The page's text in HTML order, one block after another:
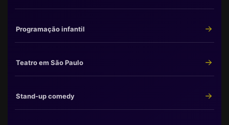
Programação infantil
Teatro em São Paulo
Stand-up comedy